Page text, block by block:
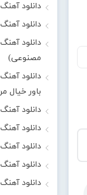
دانلود
دانلود
دانلود
مصنوعی)
دانلود
باور
دانلود
دانلود
دانلود
دانلود
دانلود